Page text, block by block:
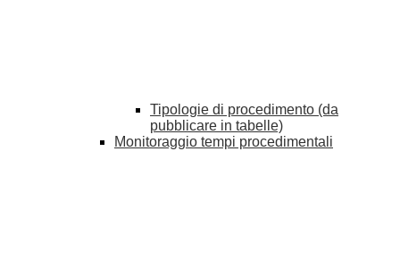
Tipologie di procedimento (da
pubblicare in tabelle)
Monitoraggio tempi procedimentali